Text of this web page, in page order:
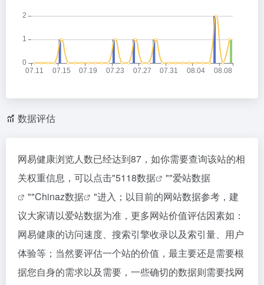
数据评估
网易健康浏览人数已经达到87，如你需要查询该站的相
关权重信息，可以点击"5118数据 ""爱站数据
""Chinaz数据
"进入；以目前的网站数据参考，建
议大家请以爱站数据为准，更多网站价值评估因素如：
网易健康的访问速度、搜索引擎收录以及索引量、用户
体验等；当然要评估一个站的价值，最主要还是需要根
据您自身的需求以及需要，一些确切的数据则需要找网